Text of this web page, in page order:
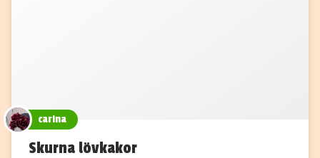
carina
Skurna lövkakor